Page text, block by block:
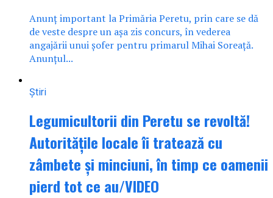
Anunț important la Primăria Peretu, prin care se dă
de veste despre un așa zis concurs, în vederea
angajării unui șofer pentru primarul Mihai Soreață.
Anunțul...
Știri
Legumicultorii din Peretu se revoltă!
Autoritățile locale îi tratează cu
zâmbete și minciuni, în timp ce oamenii
pierd tot ce au/VIDEO